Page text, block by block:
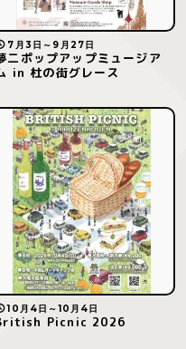
7月3日～9月27日
二ポップアップミュージア
in 杜の街グレース
10月4日～10月4日
Picnic 2026